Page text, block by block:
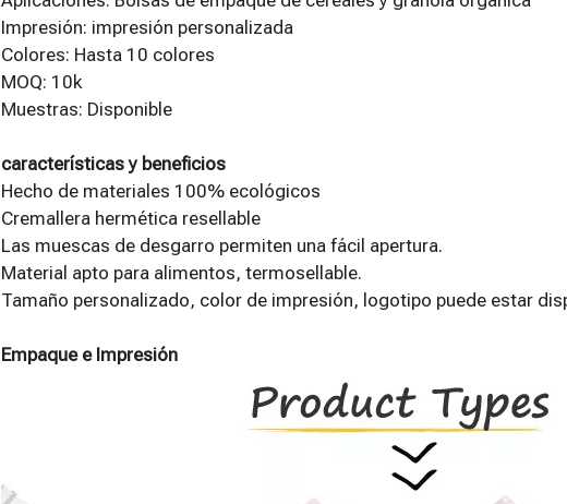
Impresión: impresión personalizada
Colores: Hasta 10 colores
MOQ: 10k
Muestras: Disponible
características y beneficios
Hecho de materiales 100% ecológicos
Cremallera hermética resellable
Las muescas de desgarro permiten una fácil apertura.
Material apto para alimentos, termosellable.
Tamaño personalizado, color de impresión, logotipo puede estar
Empaque e Impresión